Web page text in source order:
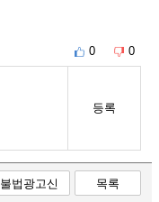
0 0
등록
불법광고신
목록